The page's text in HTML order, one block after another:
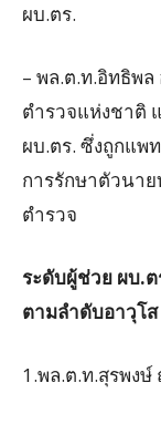
ผบ.ตร.
– พล.ต.ท.อิทธิพล
ตำรวจแห่งชาติ
ผบ.ตร. ซึ่งถูกแพ
การรักษาตัวนา
ตำรวจ
ระดับผู้ช่วย ผบ.
ตามลำดับอาวุโ
1.พล.ต.ท.สุรพง